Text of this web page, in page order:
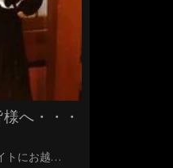
へ・・・
トにお越…